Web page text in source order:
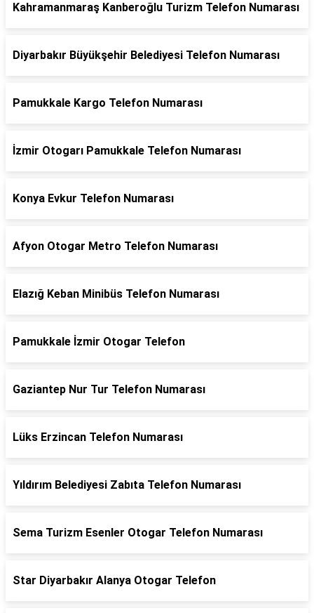
Kahramanmaraş Kanberoğlu Turizm Telefon Numarası
Diyarbakır Büyükşehir Belediyesi Telefon Numarası
Pamukkale Kargo Telefon Numarası
İzmir Otogarı Pamukkale Telefon Numarası
Konya Evkur Telefon Numarası
Afyon Otogar Metro Telefon Numarası
Elazığ Keban Minibüs Telefon Numarası
Pamukkale İzmir Otogar Telefon
Gaziantep Nur Tur Telefon Numarası
Lüks Erzincan Telefon Numarası
Yıldırım Belediyesi Zabıta Telefon Numarası
Sema Turizm Esenler Otogar Telefon Numarası
Star Diyarbakır Alanya Otogar Telefon